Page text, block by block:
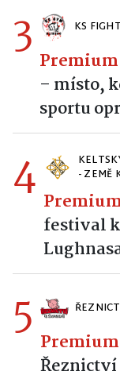
3 KS
Premium
– místo,
sportu
4
- ZEMĚ
festival
5 Premium